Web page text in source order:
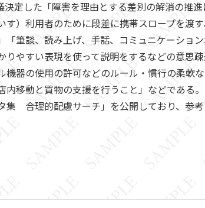
定した「障害を理由とする差別の解消の推
す）利用者のために段差に携帯スロープを渡
「筆談、読み上げ、手話、コミュニケーショ
りやすい表現を使って説明をするなどの意思
機器の使用の許可などのルール・慣行の柔軟
内移動と買物の支援を行うこと」などである
集 合理的配慮サーチ」を公開しており、参考